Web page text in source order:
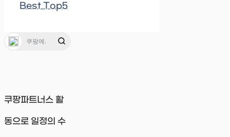
Best Top5
쿠팡파트너스 활
동으로 일정의 수